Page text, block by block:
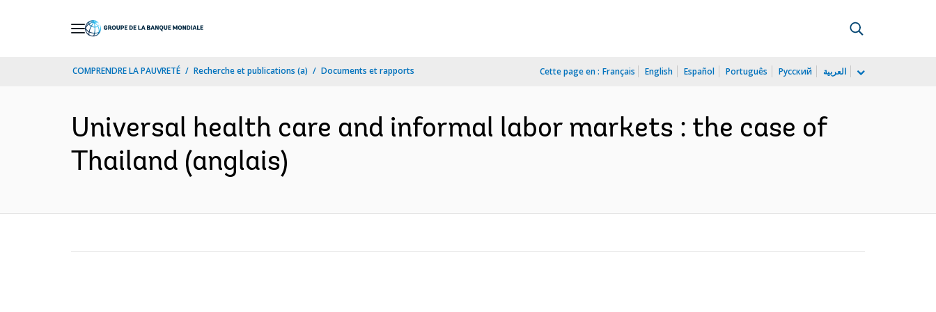
COMPRENDRE LA PAUVRETÉ Recherche et publications (a) Documents et rapports Cette page en : Français English Español Português Русский العربية
Universal health care and informal labor markets : the case of
Thailand (anglais)